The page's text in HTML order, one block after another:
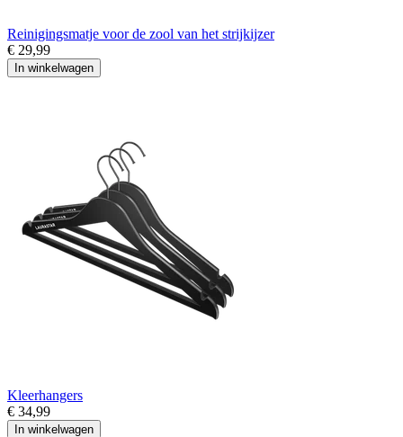
Reinigingsmatje voor de zool van het strijkijzer
€ 29,99
In winkelwagen
Kleerhangers
€ 34,99
In winkelwagen